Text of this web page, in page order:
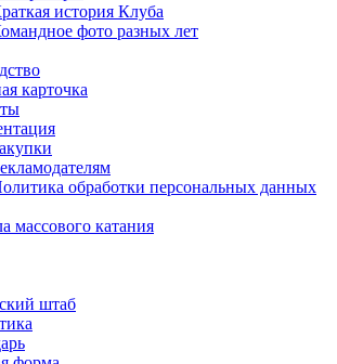
история Клуба
фото разных лет
карточка
обработки персональных данных
массового катания
штаб